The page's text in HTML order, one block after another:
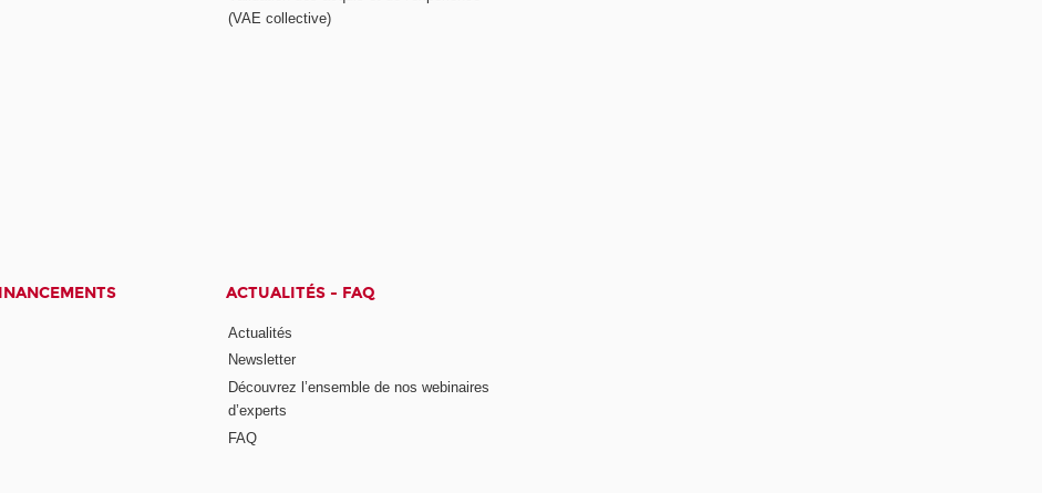
(VAE collective)
ACTUALITÉS - FAQ
Actualités
Newsletter
Découvrez l’ensemble de nos webinaires
d’experts
FAQ